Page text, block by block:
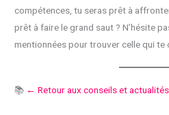
compétences, tu seras prêt à
prêt à faire le grand saut ? N’hésite
mentionnées pour trouver celle qui te
📚 ← Retour aux conseils et